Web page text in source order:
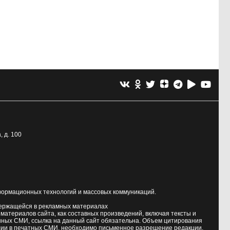
д. 100
технологий и массовых коммуникаций.
в рекламных материалах
сайта, как составных произведений, включая тексты и
СМИ, ссылка на данный сайт обязательна. Объем цитирования
в печатных СМИ, необходимо письменное разрешение редакции.